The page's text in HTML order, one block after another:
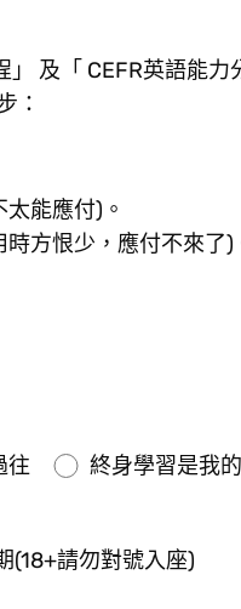
及「 CEFR英語能力
：
能應付)。
方恨少，應付不來了)
往 終身學習是我
(18+請勿對號入座)